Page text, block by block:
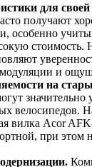
для
получают
особенно
стоимость.
модуляции и
на
значительно
велосипедов.
вилка Acor
при этом